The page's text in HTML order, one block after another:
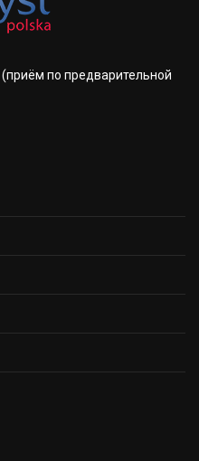
(приём по предварительной